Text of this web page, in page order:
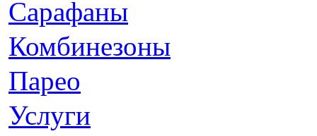
Сарафаны
Комбинезоны
Парео
Услуги